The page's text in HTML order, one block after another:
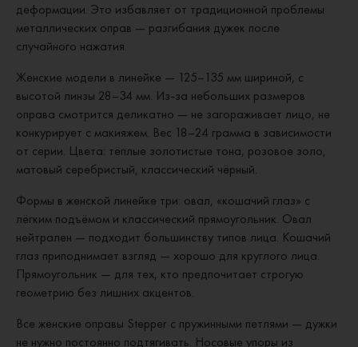
деформации. Это избавляет от традиционной проблемы
металлических оправ — разгибания дужек после
случайного нажатия.
Женские модели в линейке — 125–135 мм шириной, с
высотой линзы 28–34 мм. Из-за небольших размеров
оправа смотрится деликатно — не загораживает лицо, не
конкурирует с макияжем. Вес 18–24 грамма в зависимости
от серии. Цвета: тёплые золотистые тона, розовое золо,
матовый серебристый, классический чёрный.
Формы в женской линейке три: овал, «кошачий глаз» с
лёгким подъёмом и классический прямоугольник. Овал
нейтрален — подходит большинству типов лица. Кошачий
глаз приподнимает взгляд — хорошо для круглого лица.
Прямоугольник — для тех, кто предпочитает строгую
геометрию без лишних акцентов.
Все женские оправы Stepper с пружинными петлями — дужки
не нужно постоянно подтягивать. Носовые упоры из